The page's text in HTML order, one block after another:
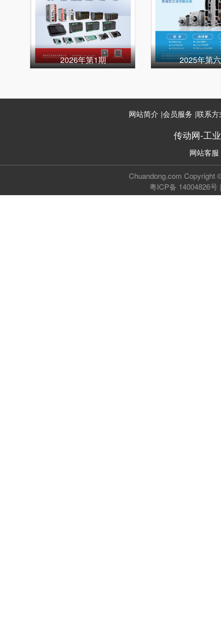
2026年第1期 2025年第
网站简介 |会员服务 |联系方
传动网-工
网站客服
Chuandong.com Copyright
粤ICP备 14004826号